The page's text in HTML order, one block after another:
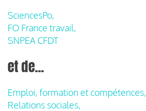
SciencesPo,
FO France travail,
SNPEA CFDT
et de...
Emploi, formation et compétences,
Relations sociales,